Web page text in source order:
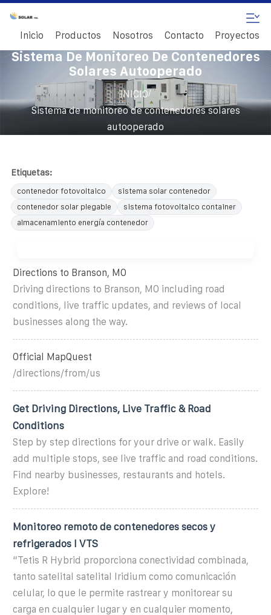
Inicio Productos Nosotros Contacto Proyectos
Sistema De Monitoreo De Contenedores
Solares Autooperado
INICIO/
Sistema de monitoreo de contenedores solares
autooperado
Etiquetas:
contenedor fotovoltaico
sistema solar contenedor
contenedor solar plegable
sistema fotovoltaico container
almacenamiento energía contenedor
Directions to Branson, MO
Driving directions to Branson, MO including road
conditions, live traffic updates, and reviews of local
businesses along the way.
Official MapQuest
/directions/from/us
Get Driving Directions, Live Traffic & Road
Conditions
Step by step directions for your drive or walk. Easily
add multiple stops, see live traffic and road conditions.
Find nearby businesses, restaurants and hotels.
Explore!
Monitoreo remoto de contenedores secos y
refrigerados I VTS
“Tetis R Hybrid proporciona conectividad combinada,
tanto satelital satelital Iridium como comunicación
celular, lo que le permite rastrear y monitorear su
carga en cualquier lugar y en cualquier momento,